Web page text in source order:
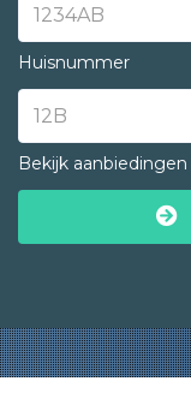
Huisnummer
Bekijk aanbiedingen